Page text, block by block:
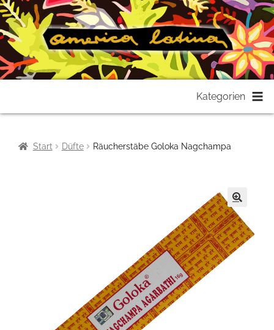
springen
springen
Kategorien
Start Düfte Räucherstäbe Goloka Nagchampa
🔍